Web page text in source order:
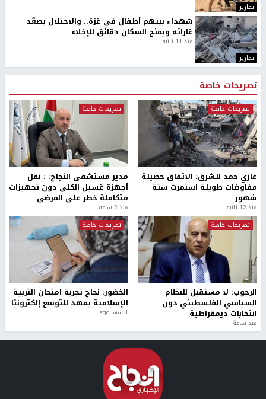
تقارير
تقارير
شهداء بينهم أطفال في غزة.. والاحتلال يصعّد
غاراته ويمنح السكان دقائق للإخلاء
منذ 11 ثانية
تصريحات خاصة
تصريحات خاصة
غازي حمد للشرق: الاتفاق حصيلة
مفاوضات طويلة استمرت ستة
شهور
منذ 12 ثانية
تصريحات خاصة
مدير مستشفى النجاح: : نقل
أجهزة غسيل الكلى دون تجهيزات
متكاملة خطر على المرضى
منذ 2 ساعة
تصريحات خاصة
الرجوب: لا مستقبل للنظام
السياسي الفلسطيني دون
انتخابات ديمقراطية
منذ ساعة
تصريحات خاصة
الخضور: نجاح تجربة امتحان التربية
الإسلامية يمهد للتوسع إلكترونيًا
1 شهر ago